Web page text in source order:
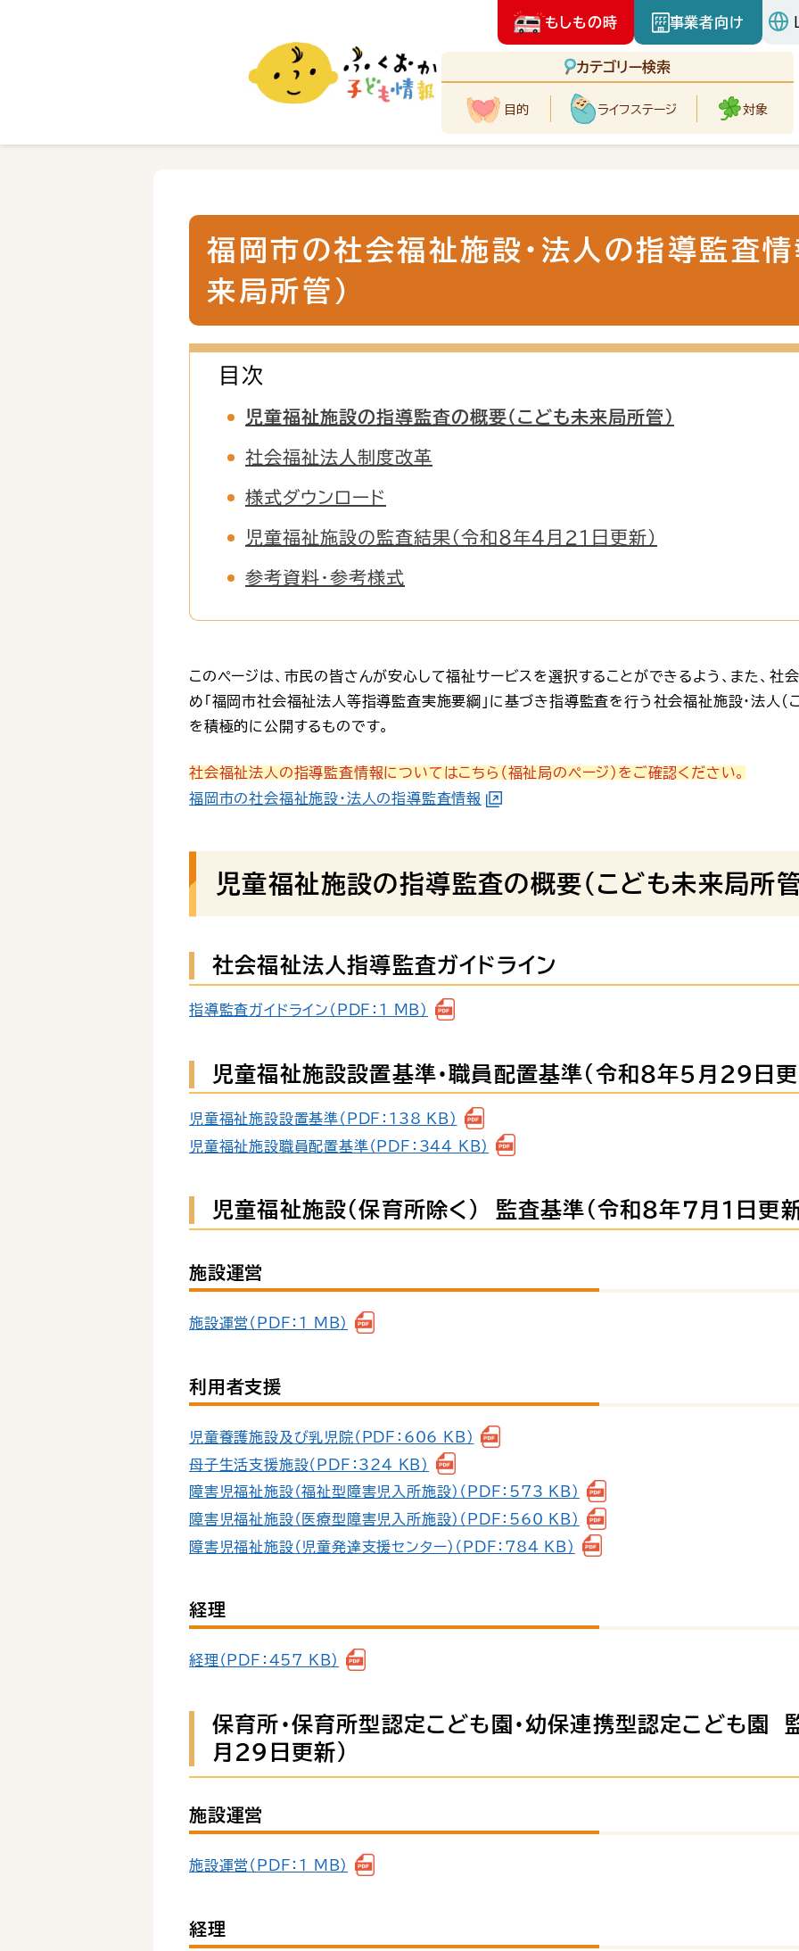
もしもの時 事業者向け
カテゴリー検索
目的 ライフステージ 対象
福岡市の社会福祉施設・法人の指導監査情
来局所管）
目次
児童福祉施設の指導監査の概要（こども未来局所管）
社会福祉法人制度改革
様式ダウンロード
児童福祉施設の監査結果（令和８年４月２１日更新）
参考資料・参考様式
このページは、市民の皆さんが安心して福祉サービスを選択することができるよう、また、
め「福岡市社会福祉法人等指導監査実施要綱」に基づき指導監査を行う社会福祉施設・法人(
を積極的に公開するものです。
社会福祉法人の指導監査情報についてはこちら（福祉局のページ）をご確認ください。
福岡市の社会福祉施設・法人の指導監査情報
児童福祉施設の指導監査の概要（こども未来局所管
社会福祉法人指導監査ガイドライン
指導監査ガイドライン（PDF：1 MB）
児童福祉施設設置基準・職員配置基準(令和８年５月29日更
児童福祉施設設置基準（PDF：138 KB）
児童福祉施設職員配置基準（PDF：344 KB）
児童福祉施設（保育所除く） 監査基準(令和８年７月１日更新
施設運営
施設運営（PDF：1 MB）
利用者支援
児童養護施設及び乳児院（PDF：606 KB）
母子生活支援施設（PDF：324 KB）
障害児福祉施設（福祉型障害児入所施設）（PDF：573 KB）
障害児福祉施設（医療型障害児入所施設）（PDF：560 KB）
障害児福祉施設（児童発達支援センター）（PDF：784 KB）
経理
経理（PDF：457 KB）
保育所・保育所型認定こども園・幼保連携型認定こども園
月29日更新）
施設運営
施設運営（PDF：1 MB）
経理